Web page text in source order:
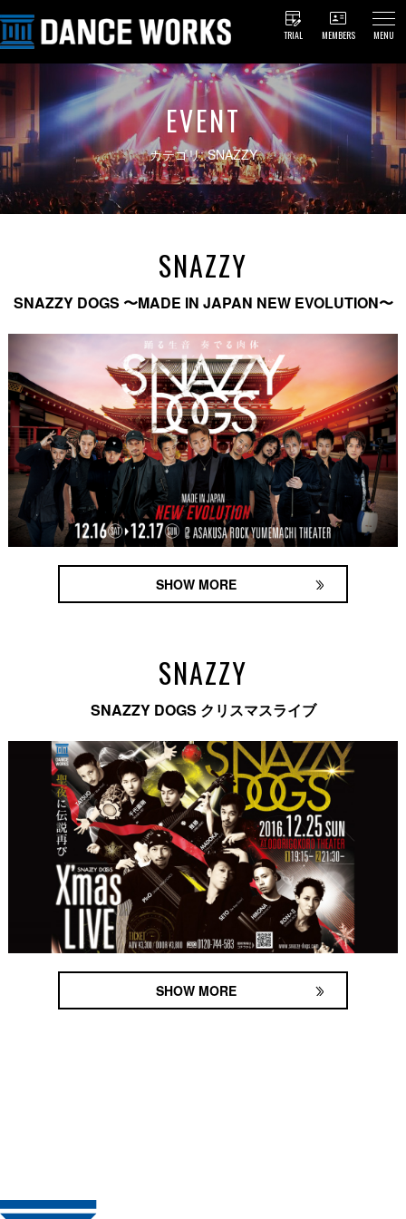
TRIAL MEMBERS MENU
EVENT
カテゴリ: SNAZZY
SNAZZY
SNAZZY DOGS 〜MADE IN JAPAN NEW EVOLUTION〜
SHOW MORE
SNAZZY
SNAZZY DOGS クリスマスライブ
SHOW MORE